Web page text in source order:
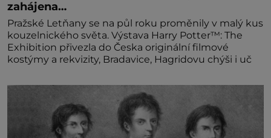
zahájena…
Pražské Letňany se na půl roku proměnily v malý kus
kouzelnického světa. Výstava Harry Potter™: The
Exhibition přivezla do Česka originální filmové
kostýmy a rekvizity, Bradavice, Hagridovu chýši i uč